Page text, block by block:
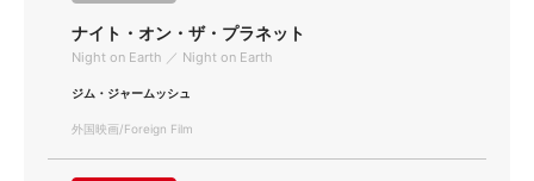
ナイト・オン・ザ・プラネット
Night on Earth ／ Night on Earth
ジム・ジャームッシュ
外国映画/Foreign Film